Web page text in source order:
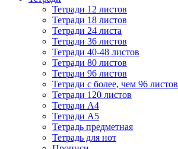
Тетради 12 листов
Тетради 18 листов
Тетради 24 листа
Тетради 36 листов
Тетради 40-48 листов
Тетради 80 листов
Тетради 96 листов
Тетради с более, чем 96 листов
Тетради 120 листов
Тетради А4
Тетради А5
Тетрадь предметная
Тетрадь для нот